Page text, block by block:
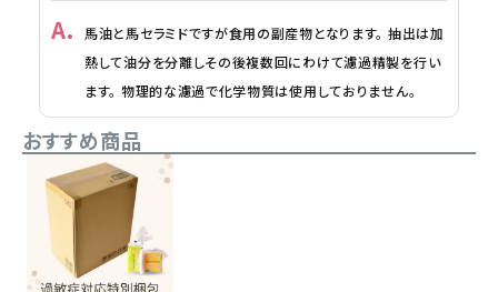
馬油と馬セラミドですが食用の副産物となります。 抽出は加
熱して油分を分離しその後複数回にわけて濾過精製を行い
ます。 物理的な濾過で化学物質は使用しておりません。
おすすめ商品